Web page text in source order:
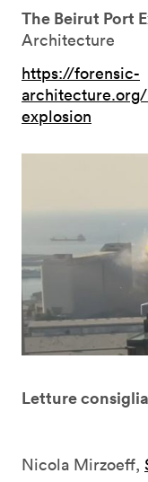
The Beirut Port
Architecture
https://forensic-
explosion
Letture
Nicola Mirzoeff,